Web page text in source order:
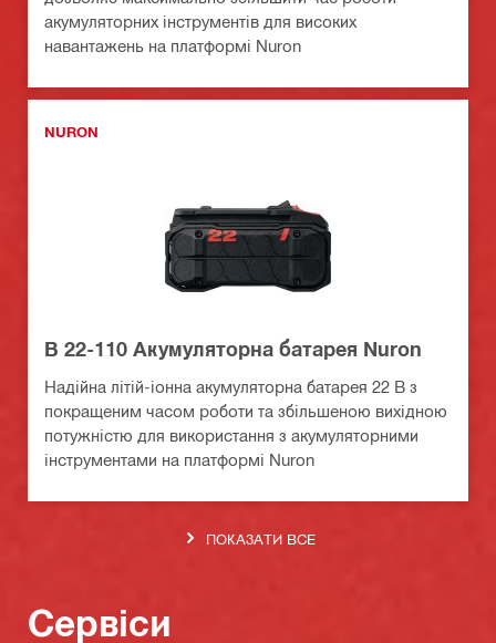
акумуляторних інструментів для високих
навантажень на платформі Nuron
NURON
B 22-110 Акумуляторна батарея Nuron
Надійна літій-іонна акумуляторна батарея 22 В з
покращеним часом роботи та збільшеною вихідною
потужністю для використання з акумуляторними
інструментами на платформі Nuron
ПОКАЗАТИ ВСЕ
Сервіси